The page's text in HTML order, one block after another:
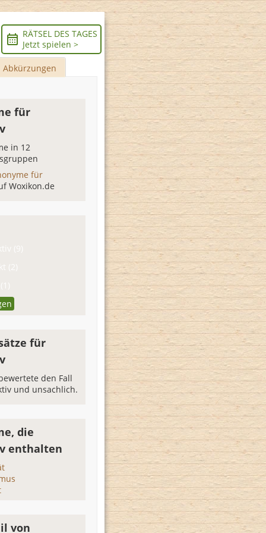
RÄTSEL DES TAGES
Jetzt spielen >
Abkürzungen
für
in 12
für
Woxikon.de
(9)
(2)
für
den Fall
und unsachlich.
die
enthalten
von